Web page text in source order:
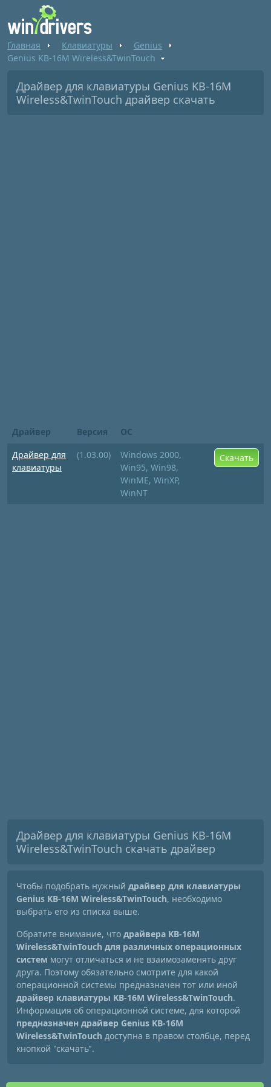
Главная Клавиатуры
Genius
Genius KB-16M Wireless&TwinTouch
Драйвер для клавиатуры Genius KB-16M
Wireless&TwinTouch драйвер скачать
Драйвер Версия
ОС
Драйвер для
клавиатуры
(1.03.00)
Windows 2000,
Win95, Win98,
WinME, WinXP,
WinNT
Скачать
Драйвер для клавиатуры Genius KB-16M
Wireless&TwinTouch скачать драйвер
Чтобы подобрать нужный драйвер для клавиатуры
Genius KB-16M Wireless&TwinTouch, необходимо
выбрать его из списка выше.
Обратите внимание, что драйвера KB-16M
Wireless&TwinTouch для различных операционных
систем могут отличаться и не взаимозаменять друг
друга. Поэтому обязательно смотрите для какой
операционной системы предназначен тот или иной
драйвер клавиатуры KB-16M Wireless&TwinTouch.
Информация об операционной системе, для которой
предназначен драйвер Genius KB-16M
Wireless&TwinTouch доступна в правом столбце, перед
кнопкой "скачать".